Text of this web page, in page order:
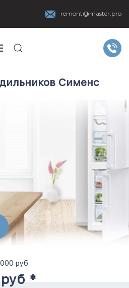
remont@master.pro
Сименс
руб
*